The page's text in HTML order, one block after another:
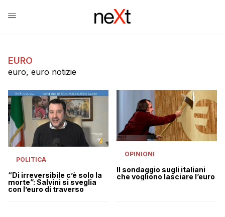
EURO
euro, euro notizie
POLITICA
“Di irreversibile c’è solo la
morte”: Salvini si sveglia
con l’euro di traverso
OPINIONI
Il sondaggio sugli italiani
che vogliono lasciare l’euro